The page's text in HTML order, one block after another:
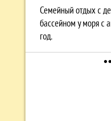
Семейный отдых с
бассейном у моря с
год.